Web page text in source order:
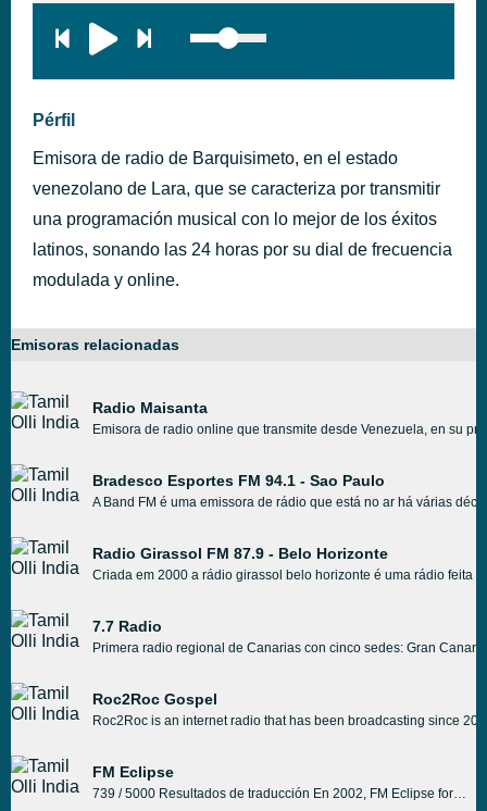
height:28px; background:#005f79;'
Pérfil
Emisora de radio de Barquisimeto, en el estado
venezolano de Lara, que se caracteriza por transmitir
una programación musical con lo mejor de los éxitos
latinos, sonando las 24 horas por su dial de frecuencia
modulada y online.
Emisoras relacionadas
Radio Maisanta
Emisora de radio online que transmite desde Venezuela, en su
Bradesco Esportes FM 94.1 - Sao Paulo
A Band FM é uma emissora de rádio que está no ar há várias
Radio Girassol FM 87.9 - Belo Horizonte
Criada em 2000 a rádio girassol belo horizonte é uma rádio feita
7.7 Radio
Primera radio regional de Canarias con cinco sedes: Gran
Roc2Roc Gospel
Roc2Roc is an internet radio that has been broadcasting since
FM Eclipse
739 / 5000 Resultados de traducción En 2002, FM Eclipse formó un radio de excelente calidad y para todos los gustos, complaciendo al oyente con un horario de trabajo ideal, oficina, hogar o ocio. Eclipse FM retransmitiendo Rock - Pop - Retro 80 y 90 a nivel nacional e internacional. FM Eclipse trabaja en conjunto con los municipios de Tigre, Malvinas Argentinas y San Fernando en la difusión de información, actividades culturales y todo lo que tiene que ver con la comunidad en cada distrito informando al oyente de las noticias más relevantes. FM Eclipse Abierto a todos los que deseen tener su propio espacio en la radio. Ideal para locutores, estudiantes, grupo de amigos o simplemente vecinos que realizan sus propios programas musicales, de interés general, deportivos, informativos y de entretenimiento.